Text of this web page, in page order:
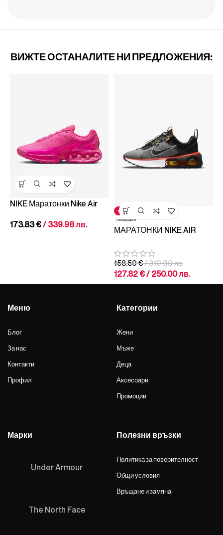
ВИЖТЕ ОСТАНАЛИТЕ НИ ПРЕДЛОЖЕНИЯ:
NIKE Маратонки Nike Air
173.83€/ 339.98 лв.
-19%
Разпродадено
МАРАТОНКИ NIKE AIR
Red/Cosmic Clay/White
158.50€/ 310.00 лв.
127.82 €/ 250.00 лв.
Меню
Блог
За нас
Контакти
Профил
Категории
Жени
Мъже
Деца
Аксесоари
Промоции
Марки
Under Armour
The North Face
Полезни връзки
Политика за поверителност
Общи условия
Връщане и замяна